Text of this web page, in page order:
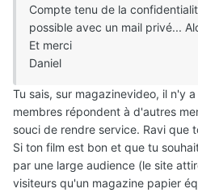
Compte tenu de la
possible avec un mail privé...
Et merci
Daniel
Tu sais, sur magazinevideo, il n'y
membres répondent à d'autres
souci de rendre service. Ravi que
Si ton film est bon et que tu
par une large audience (le site
visiteurs qu'un magazine papier